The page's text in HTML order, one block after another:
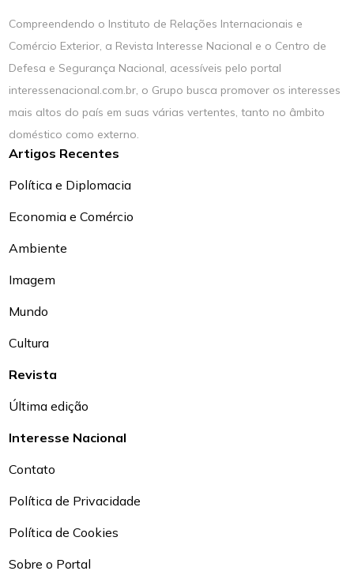
Compreendendo o Instituto de Relações Internacionais e
Comércio Exterior, a Revista Interesse Nacional e o Centro de
Defesa e Segurança Nacional, acessíveis pelo portal
interessenacional.com.br, o Grupo busca promover os interesses
mais altos do país em suas várias vertentes, tanto no âmbito
doméstico como externo.
Artigos Recentes
Política e Diplomacia
Economia e Comércio
Ambiente
Imagem
Mundo
Cultura
Revista
Última edição
Interesse Nacional
Contato
Política de Privacidade
Política de Cookies
Sobre o Portal